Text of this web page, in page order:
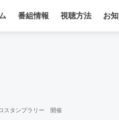
番組情報 視聴方法 お
スタンプラリー 開催